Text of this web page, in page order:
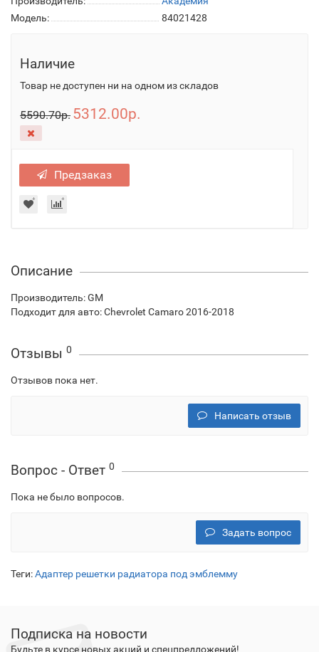
Модель:
84021428
Наличие
Товар не доступен ни на одном из складов
5590.70р. 5312.00р.
Предзаказ
Описание
Производитель: GM
Подходит для авто: Chevrolet Camaro 2016-2018
Отзывы 0
Отзывов пока нет.
Написать отзыв
Вопрос - Ответ 0
Пока не было вопросов.
Задать вопрос
Теги:Адаптер решетки радиатора под эмблемму
Подписка на новости
Будьте в курсе новых акций и спецпредложений!